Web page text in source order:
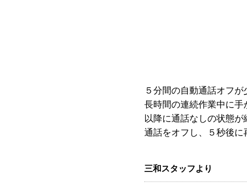
５分間の自動通話オフが
長時間の連続作業中に
以降に通話なしの状態が
通話をオフし、５秒後に
三和スタッフより